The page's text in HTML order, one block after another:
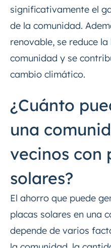
significativamente el
de la comunidad.
renovable, se reduce
comunidad y se
cambio climático.
¿Cuánto
una
vecinos con
solares?
El ahorro que puede
placas solares en una
depende de varios